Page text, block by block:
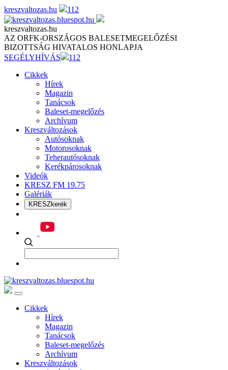
Skip
to
content
kreszvaltozas.hu 112
kreszvaltozas.hu
AZ ORFK-ORSZÁGOS BALESETMEGELŐZÉSI
BIZOTTSÁG HIVATALOS HONLAPJA
SEGÉLYHÍVÁS
112
Cikkek
Hírek
Magazin
Tanácsok
Baleset-megelőzés
Archívum
Kreszváltozások
Autósoknak
Motorosoknak
Teherautósoknak
Kerékpárosoknak
Videók
KRESZ FM 19.75
Galériák
KRESZkerék
Cikkek
Hírek
Magazin
Tanácsok
Baleset-megelőzés
Archívum
Kreszváltozások